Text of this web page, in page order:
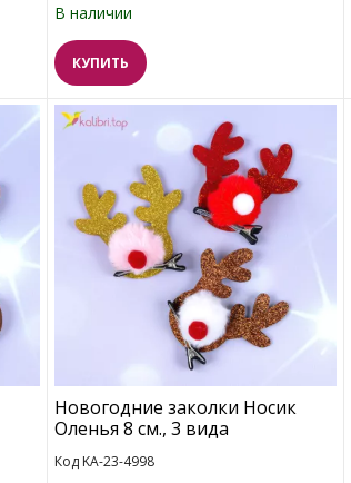
В наличии
КУПИТЬ
Новогодние заколки Носик
Оленья 8 см., 3 вида
Код KA-23-4998